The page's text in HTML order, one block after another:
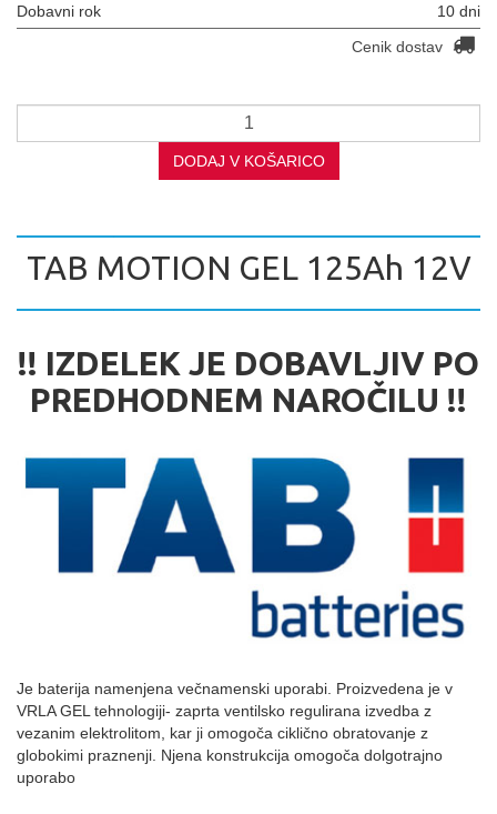
Dobavni rok
10 dni
Cenik dostav
DODAJ V KOŠARICO
TAB MOTION GEL 125Ah 12V
!! IZDELEK JE DOBAVLJIV PO
PREDHODNEM NAROČILU !!
Je baterija namenjena večnamenski uporabi. Proizvedena je v
VRLA GEL tehnologiji- zaprta ventilsko regulirana izvedba z
vezanim elektrolitom, kar ji omogoča ciklično obratovanje z
globokimi praznenji. Njena konstrukcija omogoča dolgotrajno
uporabo